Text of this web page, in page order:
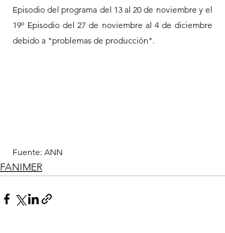
Episodio del programa del 13 al 20 de noviembre y el
19º Episodio del 27 de noviembre al 4 de diciembre
debido a "problemas de producción".
Fuente: ANN
FANIMER